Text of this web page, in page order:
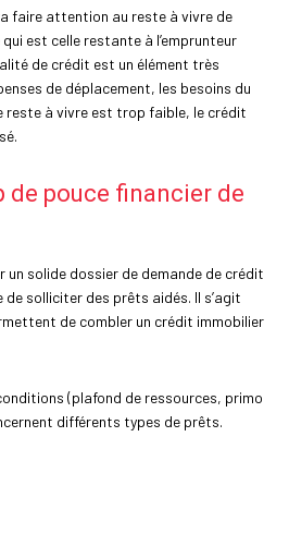
faire attention au reste à vivre de
est celle restante à l’emprunteur
de crédit est un élément très
de déplacement, les besoins du
reste à vivre est trop faible, le crédit
de pouce financier de
solide dossier de demande de crédit
solliciter des prêts aidés. Il s’agit
de combler un crédit immobilier
(plafond de ressources, primo
différents types de prêts.